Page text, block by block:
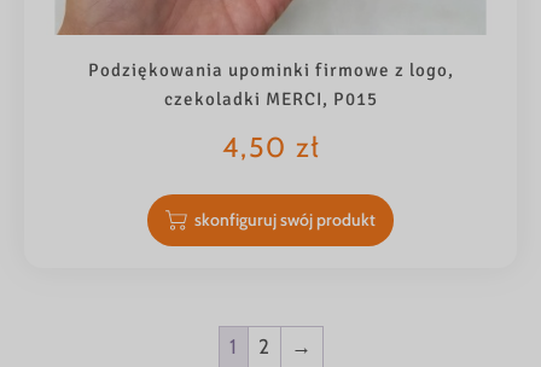
Podziękowania upominki firmowe z logo,
czekoladki MERCI, P015
4,50 zł
skonfiguruj swój produkt
1 2 →